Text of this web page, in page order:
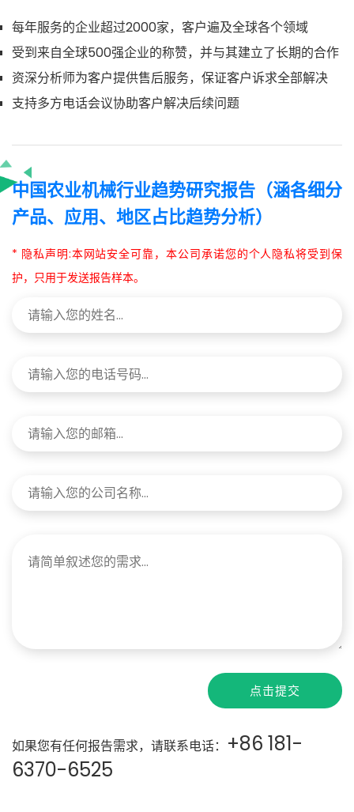
每年服务的企业超过2000家，客户遍及全球各个领域
受到来自全球500强企业的称赞，并与其建立了长期的合作
资深分析师为客户提供售后服务，保证客户诉求全部解决
支持多方电话会议协助客户解决后续问题
中国农业机械行业趋势研究报告（涵各细分
产品、应用、地区占比趋势分析）
* 隐私声明:本网站安全可靠，本公司承诺您的个人隐私将受到保
护，只用于发送报告样本。
点击提交
如果您有任何报告需求，请联系电话： +86 181-
6370-6525